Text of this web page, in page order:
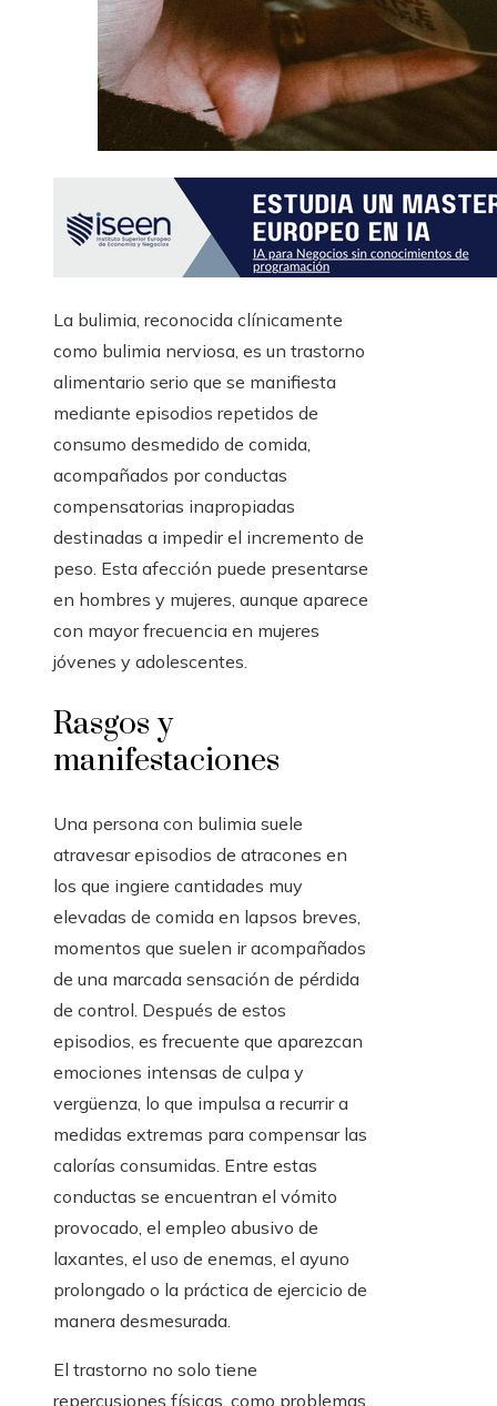
La bulimia, reconocida clínicamente
como bulimia nerviosa, es un trastorno
alimentario serio que se manifiesta
mediante episodios repetidos de
consumo desmedido de comida,
acompañados por conductas
compensatorias inapropiadas
destinadas a impedir el incremento de
peso. Esta afección puede presentarse
en hombres y mujeres, aunque aparece
con mayor frecuencia en mujeres
jóvenes y adolescentes.
Rasgos y
manifestaciones
Una persona con bulimia suele
atravesar episodios de atracones en
los que ingiere cantidades muy
elevadas de comida en lapsos breves,
momentos que suelen ir acompañados
de una marcada sensación de pérdida
de control. Después de estos
episodios, es frecuente que aparezcan
emociones intensas de culpa y
vergüenza, lo que impulsa a recurrir a
medidas extremas para compensar las
calorías consumidas. Entre estas
conductas se encuentran el vómito
provocado, el empleo abusivo de
laxantes, el uso de enemas, el ayuno
prolongado o la práctica de ejercicio de
manera desmesurada.
El trastorno no solo tiene
repercusiones físicas, como problemas